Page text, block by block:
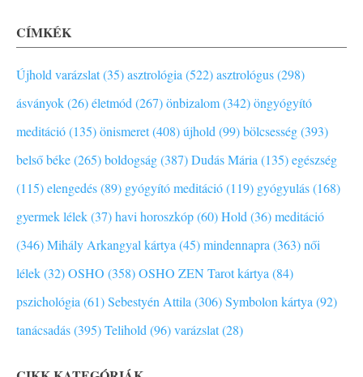
CÍMKÉK
Újhold varázslat (35)asztrológia (522)asztrológus (298)
ásványok (26)életmód (267)önbizalom (342)öngyógyító
meditáció (135)önismeret (408)újhold (99)bölcsesség (393)
belső béke (265)boldogság (387)Dudás Mária (135)egészség
(115)elengedés (89) gyógyító meditáció (119) gyógyulás (168)
gyermek lélek (37)havi horoszkóp (60)Hold (36)meditáció
(346)Mihály Arkangyal kártya (45)mindennapra (363)női
lélek (32)OSHO (358)OSHO ZEN Tarot kártya (84)
pszichológia (61)Sebestyén Attila (306)Symbolon kártya (92)
tanácsadás (395)Telihold (96)varázslat (28)